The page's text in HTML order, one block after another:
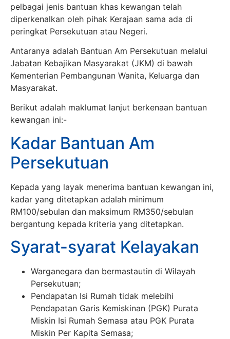
pelbagai jenis bantuan khas kewangan telah
diperkenalkan oleh pihak Kerajaan sama ada di
peringkat Persekutuan atau Negeri.
Antaranya adalah Bantuan Am Persekutuan melalui
Jabatan Kebajikan Masyarakat (JKM) di bawah
Kementerian Pembangunan Wanita, Keluarga dan
Masyarakat.
Berikut adalah maklumat lanjut berkenaan bantuan
kewangan ini:-
Kadar Bantuan Am
Persekutuan
Kepada yang layak menerima bantuan kewangan ini,
kadar yang ditetapkan adalah minimum
RM100/sebulan dan maksimum RM350/sebulan
bergantung kepada kriteria yang ditetapkan.
Syarat-syarat Kelayakan
Warganegara dan bermastautin di Wilayah
Persekutuan;
Pendapatan Isi Rumah tidak melebihi
Pendapatan Garis Kemiskinan (PGK) Purata
Miskin Isi Rumah Semasa atau PGK Purata
Miskin Per Kapita Semasa;